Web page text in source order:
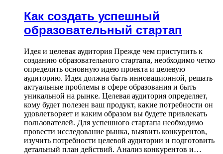
Как создать успешный
образовательный стартап
Идея и целевая аудитория Прежде чем приступить к
созданию образовательного стартапа, необходимо четко
определить основную идею проекта и целевую
аудиторию. Идея должна быть инновационной, решать
актуальные проблемы в сфере образования и быть
уникальной на рынке. Целевая аудитория определяет,
кому будет полезен ваш продукт, какие потребности он
удовлетворяет и каким образом вы будете привлекать
пользователей. Для успешного стартапа необходимо
провести исследование рынка, выявить конкурентов,
изучить потребности целевой аудитории и подготовить
детальный план действий. Анализ конкурентов и…